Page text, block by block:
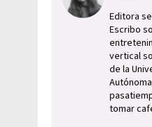
Editora
Escribo
vertical
de la
tomar